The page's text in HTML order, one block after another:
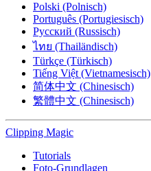
Polski (Polnisch)
Português (Portugiesisch)
Русский (Russisch)
ไทย (Thailändisch)
Türkçe (Türkisch)
Tiếng Việt (Vietnamesisch)
简体中文 (Chinesisch)
繁體中文 (Chinesisch)
Clipping Magic
Tutorials
Foto-Grundlagen